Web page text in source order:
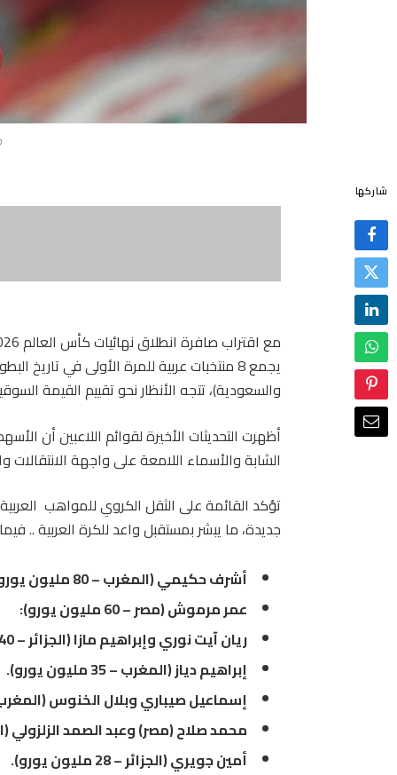
شاركها
يجمع 8 منتخبات عربية للمرة الأولى في تاريخ
والسعودية)، تتجه الأنظار نحو تقييم القيمة
أظهرت التحديثات الأخيرة لقوائم اللاعبين أن
الشابة والأسماء اللامعة على واجهة الانتقالات
تؤكد القائمة على الثقل الكروي للمواهب
جديدة، ما يبشر بمستقبل واعد للكرة العربية ..
أشرف حكيمي (المغرب – 80 مليون يورو)
عمر مرموش (مصر – 60 مليون يورو):
ريان آيت نوري وإبراهيم مازا (الجزائر – 40 مليون يورو لكل منهما).
إبراهيم دياز (المغرب – 35 مليون يورو).
إسماعيل صيباري وبلال الخنوس (المغرب – 32 مليون يورو لكل
محمد صلاح (مصر) وعبد الصمد الزلزولي (المغرب) (30 مليون
أمين جويري (الجزائر – 28 مليون يورو).